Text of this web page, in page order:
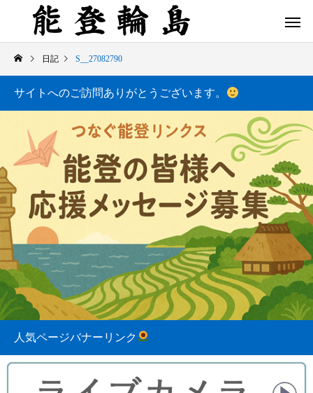
白米千枚田 あぜのきらめき（アルバム）
2023.08.31
今日の白米千枚田
日記 S__27082790
サイトへのご訪問ありがとうございます。
人気ページバナーリンク